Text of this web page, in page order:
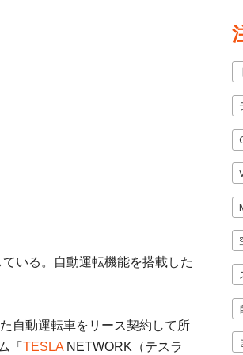
いる。自動運転機能を搭載した
自動運転車をリース契約して所
「 TESLANETWORK（テスラ